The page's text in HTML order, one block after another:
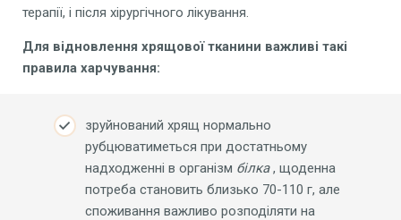
терапії, і після хірургічного лікування.
Для відновлення хрящової тканини важливі такі
правила харчування:
зруйнований хрящ нормально
рубцюватиметься при достатньому
надходженні в організм білка, щоденна
потреба становить близько 70-110 г, але
споживання важливо розподіляти на